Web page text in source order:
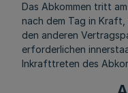
Das Abkommen tritt
nach dem Tag in
den anderen
erforderlichen
Inkrafttreten des